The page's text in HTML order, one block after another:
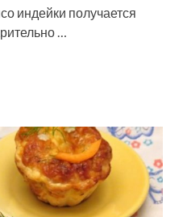
индейки получается
…